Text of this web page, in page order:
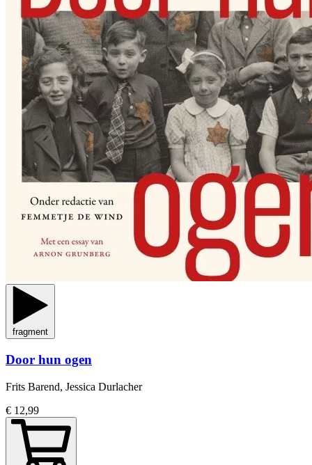
fragment
Door hun ogen
Frits Barend, Jessica Durlacher
€ 12,99